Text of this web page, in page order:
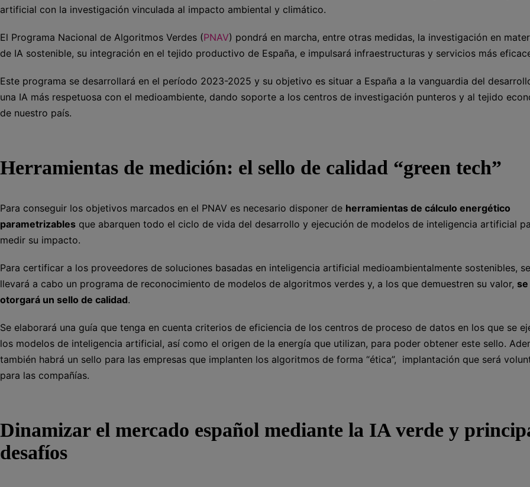
artificial con la investigación vinculada al impacto ambiental y climático.
El Programa Nacional de Algoritmos Verdes (PNAV) pondrá en marcha, entre otras medidas, la investigación en
de IA sostenible, su integración en el tejido productivo de España, e impulsará infraestructuras y servicios más
Este programa se desarrollará en el período 2023-2025 y su objetivo es situar a España a la vanguardia del
una IA más respetuosa con el medioambiente, dando soporte a los centros de investigación punteros y al tejido
de nuestro país.
Herramientas de medición: el sello de calidad “green tech”
Para conseguir los objetivos marcados en el PNAV es necesario disponer de herramientas de cálculo energético
parametrizables que abarquen todo el ciclo de vida del desarrollo y ejecución de modelos de inteligencia artificial
medir su impacto.
Para certificar a los proveedores de soluciones basadas en inteligencia artificial medioambientalmente sostenibles, se
llevará a cabo un programa de reconocimiento de modelos de algoritmos verdes y, a los que demuestren su valor,
otorgará un sello de calidad.
Se elaborará una guía que tenga en cuenta criterios de eficiencia de los centros de proceso de datos en los que se
los modelos de inteligencia artificial, así como el origen de la energía que utilizan, para poder obtener este sello.
también habrá un sello para las empresas que implanten los algoritmos de forma “ética”, implantación que será
para las compañías.
Dinamizar el mercado español mediante la IA verde y
desafíos